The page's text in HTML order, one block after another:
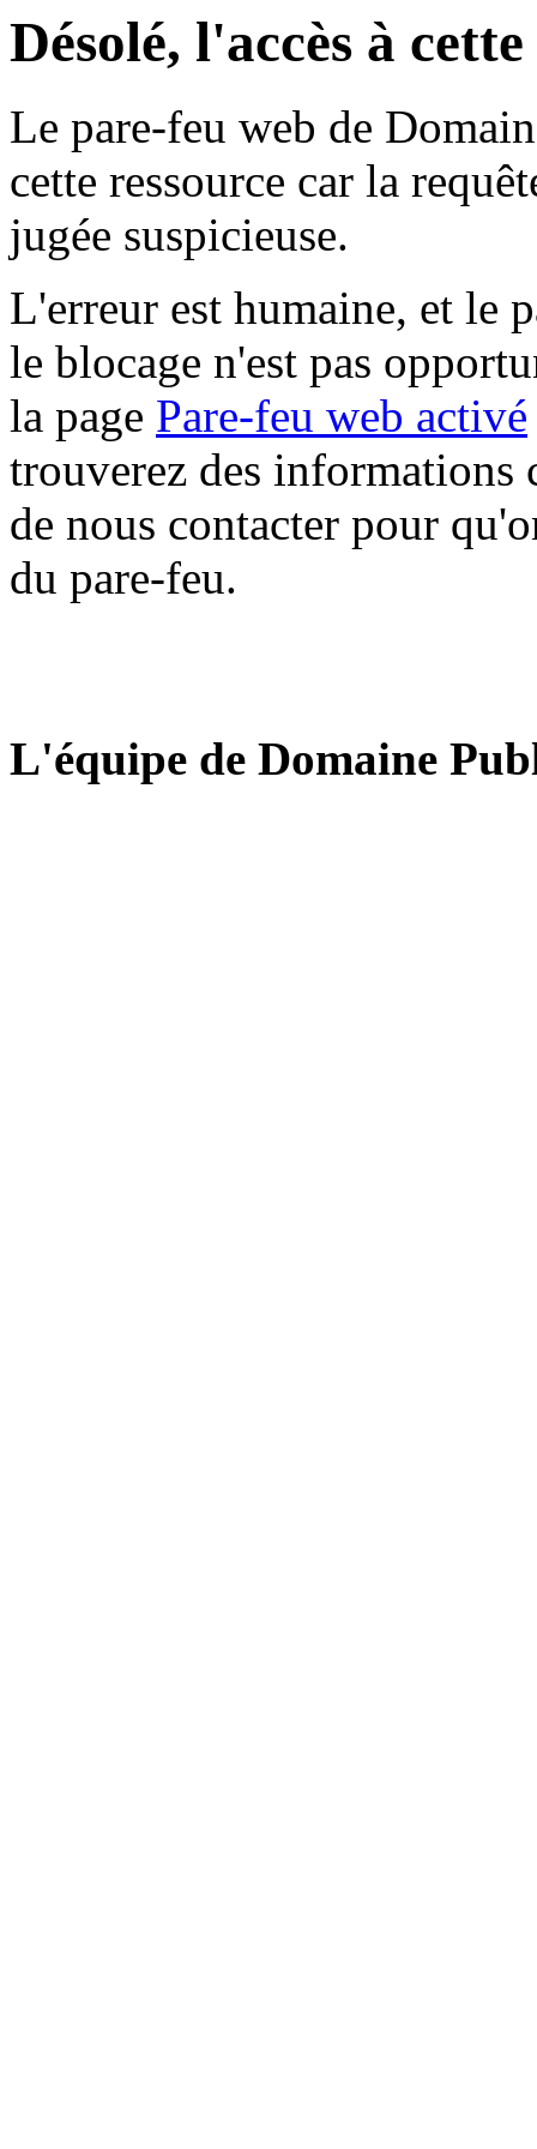
Désolé, l'accès à
Le pare-feu web de
cette ressource car la
jugée suspicieuse.
L'erreur est humaine, et le
le blocage n'est pas
la page Pare-feu web activé
trouverez des informations
de nous contacter pour
du pare-feu.
L'équipe de Domaine